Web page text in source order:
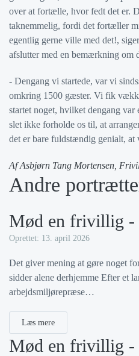
over at fortælle, hvor fedt det er.
taknemmelig, fordi det fortæller
egentlig gerne ville med det!,
afslutter med en bemærkning om
- Dengang vi startede, var vi
omkring 1500 gæster. Vi fik
startet noget, hvilket dengang
slet ikke forholde os til, at
det er bare fuldstændig genialt, at
Af Asbjørn Tang Mortensen,
Andre
Mød en frivillig
Oprettet: 13. april 2026
Det giver mening at gøre noget
sidder alene derhjemme Efter et
arbejdsmiljørepræse…
Læs mere
Mød en frivillig -